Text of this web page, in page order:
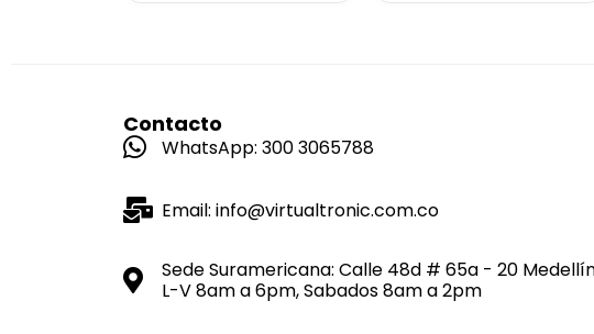
Contacto
WhatsApp: 300 3065788
Email: info@virtualtronic.com.co
Sede Suramericana: Calle 48d # 65a - 20
L-V 8am a 6pm, Sabados 8am a 2pm